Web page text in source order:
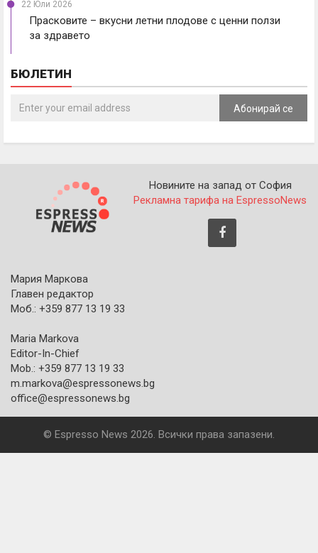
22 Юли 2026
Прасковите – вкусни летни плодове с ценни ползи
за здравето
БЮЛЕТИН
Абонирай се
Новините на запад от София
Рекламна тарифа на EspressoNews
Мария Маркова
Главен редактор
Моб.: +359 877 13 19 33
Maria Markova
Editor-In-Chief
Mob.: +359 877 13 19 33
m.markova@espressonews.bg
office@espressonews.bg
© Espresso News 2026. Всички права запазени.